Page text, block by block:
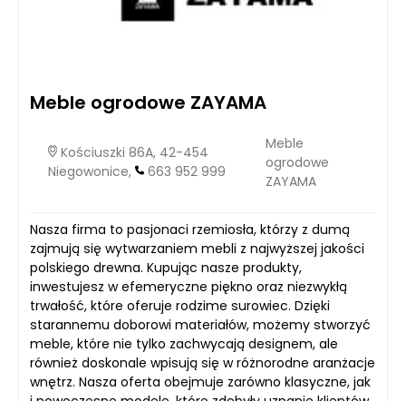
Meble ogrodowe ZAYAMA
Kościuszki 86A, 42-454
Niegowonice,
663 952 999
Meble
ogrodowe
ZAYAMA
Nasza firma to pasjonaci rzemiosła, którzy z dumą
zajmują się wytwarzaniem mebli z najwyższej jakości
polskiego drewna. Kupując nasze produkty,
inwestujesz w efemeryczne piękno oraz niezwykłą
trwałość, które oferuje rodzime surowiec. Dzięki
starannemu doborowi materiałów, możemy stworzyć
meble, które nie tylko zachwycają designem, ale
również doskonale wpisują się w różnorodne aranżacje
wnętrz. Nasza oferta obejmuje zarówno klasyczne, jak